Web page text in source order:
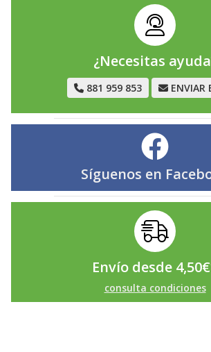
¿Necesitas
881 959 853 ENVIAR
Síguenos en
Envío desde 4,50€
consulta condiciones